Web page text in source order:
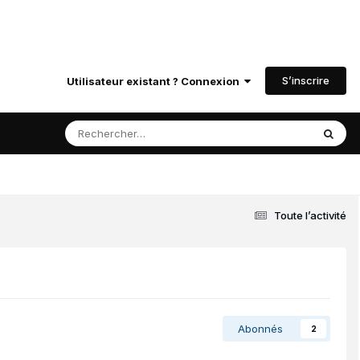
Utilisateur existant ? Connexion S’inscrire
Toute l’activité
Abonnés 2